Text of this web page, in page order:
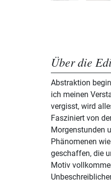
Über die
Abstraktion
ich meinen
vergisst, wird
Fasziniert von
Morgenstunden
Phänomenen
geschaffen, die
Motiv